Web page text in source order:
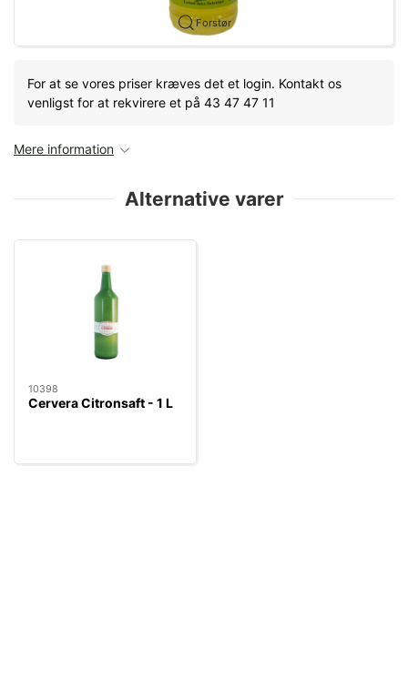
Forstør
For at se vores priser kræves det et login. Kontakt os
venligst for at rekvirere et på 43 47 47 11
Mere information
Alternative varer
10398
Cervera Citronsaft - 1 L